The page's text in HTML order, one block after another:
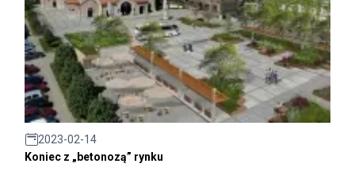
2023-02-14
Koniec z „betonozą” rynku